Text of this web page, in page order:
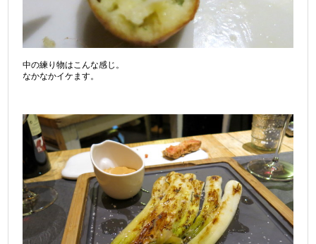
中の練り物はこんな感じ。
なかなかイケます。